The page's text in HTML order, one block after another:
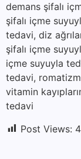
demans şifalı
şifalı içme
tedavi, diz
şifalı içme
içme suyuyla
tedavi,
vitamin
tedavi
Post Views: